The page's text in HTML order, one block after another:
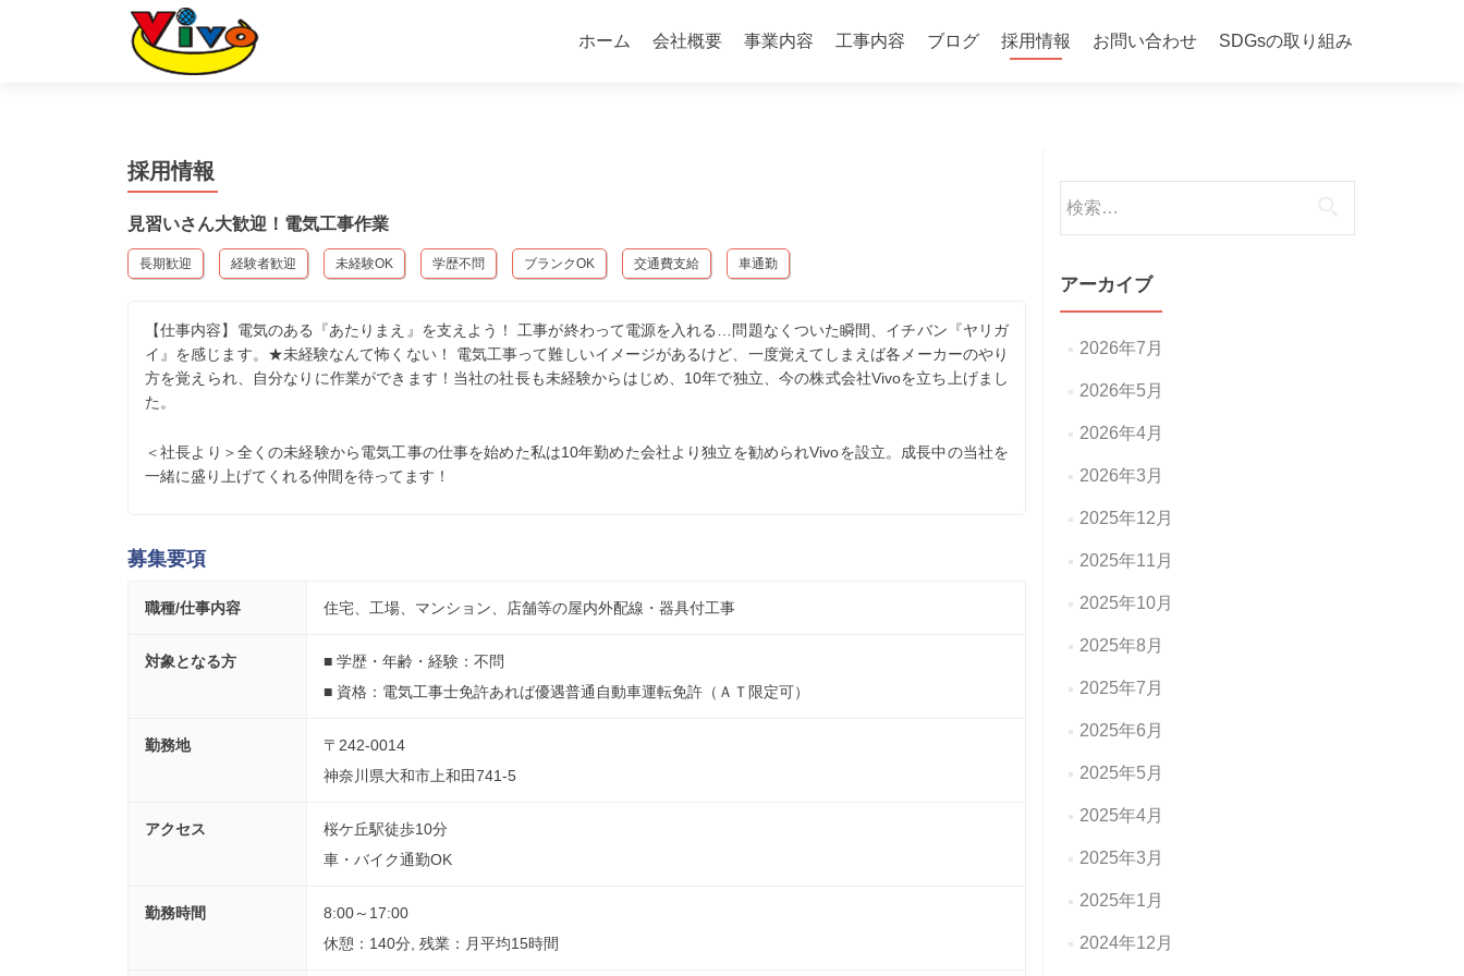
ン
プ
ホーム 会社概要 事業内容 工事内容 ブログ 採用情報 お問い合わせ SDGsの取り組み
採用情報
見習いさん大歓迎！電気工事作業
長期歓迎 経験者歓迎 未経験OK 学歴不問 ブランクOK 交通費支給 車通勤
【仕事内容】電気のある『あたりまえ』を支えよう！ 工事が終わって電源を入れる…問題なくついた瞬間、イチバン『ヤリガ
イ』を感じます。★未経験なんて怖くない！ 電気工事って難しいイメージがあるけど、一度覚えてしまえば各メーカーのやり
方を覚えられ、自分なりに作業ができます！当社の社長も未経験からはじめ、10年で独立、今の株式会社Vivoを立ち上げまし
た。
＜社長より＞全くの未経験から電気工事の仕事を始めた私は10年勤めた会社より独立を勧められVivoを設立。成長中の当社を
一緒に盛り上げてくれる仲間を待ってます！
募集要項
職種/仕事内容 住宅、工場、マンション、店舗等の屋内外配線・器具付工事
対象となる方
■ 学歴・年齢・経験：不問
■ 資格：電気工事士免許あれば優遇普通自動車運転免許（ＡＴ限定可）
勤務地
〒242-0014
神奈川県大和市上和田741-5
アクセス
桜ケ丘駅徒歩10分
車・バイク通勤OK
勤務時間
8:00～17:00
休憩：140分, 残業：月平均15時間
索:
アーカイブ
2026年7月
2026年5月
2026年4月
2026年3月
2025年12月
2025年11月
2025年10月
2025年8月
2025年7月
2025年6月
2025年5月
2025年4月
2025年3月
2025年1月
2024年12月